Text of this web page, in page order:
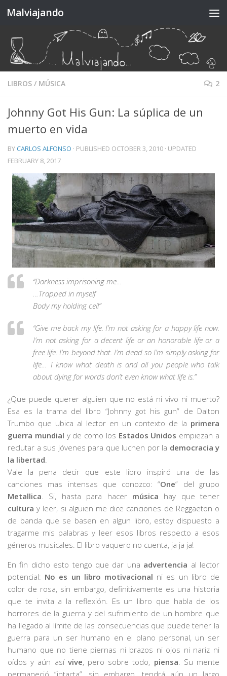
Skip to content
Malviajando
LIBROS / MÚSICA 2
Johnny Got His Gun: La súplica de un
muerto en vida
BYCARLOS ALFONSO · PUBLISHED OCTOBER 3, 2010 · UPDATED
FEBRUARY 8, 2017
“Darkness imprisoning me…
…Trapped in myself
Body my holding cell”
“Give me back my life. I’m not asking for a happy life now.
I’m not asking for a decent life or an honorable life or a
free life. I’m beyond that. I’m dead so I’m simply asking for
life… I know what death is and all you people who talk
about dying for words don’t even know what life is.”
¿Que puede querer alguien que no está ni vivo ni muerto?
Esa es la trama del libro “Johnny got his gun” de Dalton
Trumbo que ubica al lector en un contexto de la primera
guerra mundial y de como los Estados Unidos empiezan a
reclutar a sus jóvenes para que luchen por la democracia y
la libertad.
Vale la pena decir que este libro inspiró una de las
canciones mas intensas que conozco: “One” del grupo
Metallica. Si, hasta para hacer música hay que tener
cultura y leer, si alguien me dice canciones de Reggaeton o
de banda que se basen en algun libro, estoy dispuesto a
tragarme mis palabras y leer esos libros respecto a esos
géneros musicales. El libro vaquero no cuenta, ja ja ja!
En fin dicho esto tengo que dar una advertencia al lector
potencial: No es un libro motivacional ni es un libro de
color de rosa, sin embargo, definitivamente es una historia
que te invita a la reflexión. Es un libro que habla de los
horrores de la guerra y del sufrimiento de un hombre que
ha llegado al límite de las consecuencias que puede tener la
guerra para un ser humano en el plano personal, un ser
humano que no tiene piernas ni brazos ni ojos ni nariz ni
oídos y aún así vive, pero sobre todo, piensa. Su mente
permaneció “intacta”, sin embargo, tendrá aún un largo